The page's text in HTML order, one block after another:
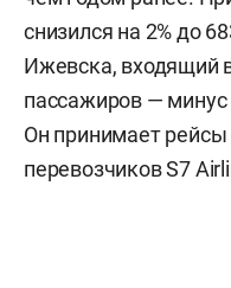
снизился на 2% до
Ижевска, входящий
пассажиров —
Он принимает
перевозчиков S7